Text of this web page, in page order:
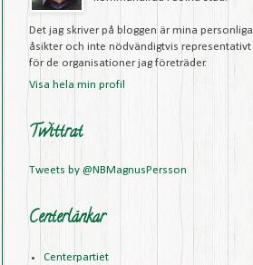
Det jag skriver på bloggen är mina personliga
åsikter och inte nödvändigtvis representativt
för de organisationer jag företräder.
Visa hela min profil
Twittrat
Tweets by @NBMagnusPersson
Centerlänkar
Centerpartiet